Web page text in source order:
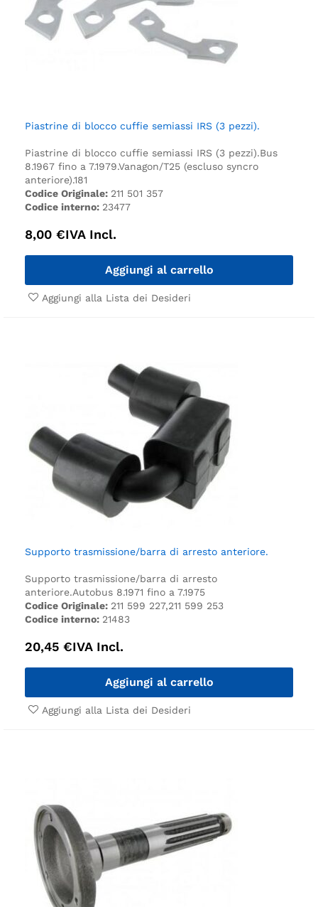
Piastrine di blocco cuffie semiassi IRS (3 pezzi).
Piastrine di blocco cuffie semiassi IRS (3 pezzi).Bus
8.1967 fino a 7.1979.Vanagon/T25 (escluso syncro
anteriore).181
Codice Originale: 211 501 357
Codice interno: 23477
8,00 €IVA Incl.
Aggiungi al carrello
Aggiungi alla Lista dei Desideri
Supporto trasmissione/barra di arresto anteriore.
Supporto trasmissione/barra di arresto
anteriore.Autobus 8.1971 fino a 7.1975
Codice Originale: 211 599 227,211 599 253
Codice interno: 21483
20,45 €IVA Incl.
Aggiungi al carrello
Aggiungi alla Lista dei Desideri